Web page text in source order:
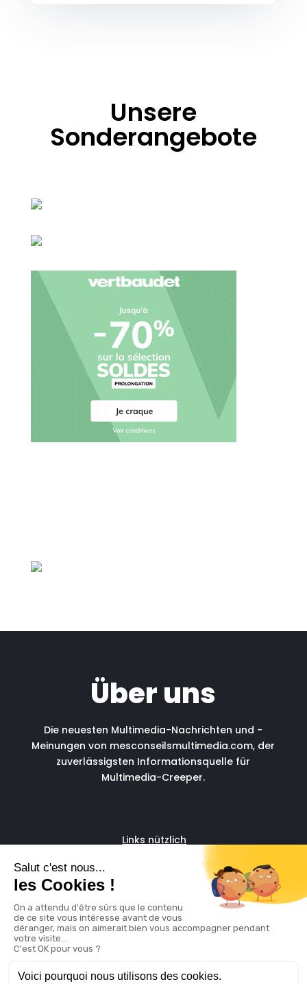
Unsere
Sonderangebote
Über uns
Die neuesten Multimedia-Nachrichten und -
Meinungen von mesconseilsmultimedia.com, der
zuverlässigsten Informationsquelle für
Multimedia-Creeper.
Links nützlich
Fascia run
Verwaltungsservice für
digitale Freelancer
© copyright 2024
policy